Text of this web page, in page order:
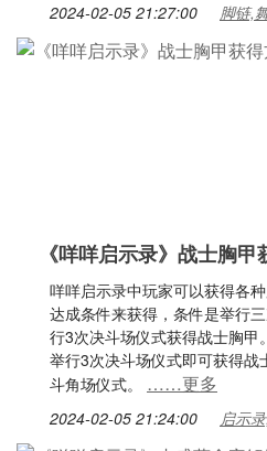
2024-02-05 21:27:00 脚链,
《咩咩启示录》战士胸甲
咩咩启示录中玩家可以获得各
达成条件来获得，条件是举行
行3次决斗场仪式获得战士胸甲
举行3次决斗场仪式即可获得战
斗角场仪式。 ……更多
2024-02-05 21:24:00 启示